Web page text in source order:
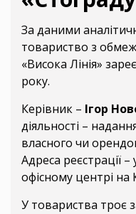
За даними
товариство з
«Висока Лінія»
року.
Керівник – Ігор
діяльності –
власного чи
Адреса реєстрації
офісному центрі на
У товариства троє